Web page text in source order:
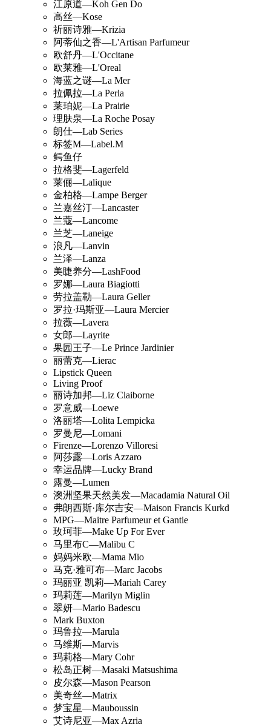
江原道—Koh Gen Do
高丝—Kose
祈丽诗雅—Krizia
阿蒂仙之香—L'Artisan Parfumeur
欧舒丹—L'Occitane
欧莱雅—L'Oreal
海蓝之谜—La Mer
拉佩拉—La Perla
莱珀妮—La Prairie
理肤泉—La Roche Posay
朗仕—Lab Series
标签M—Label.M
鳄鱼仔
拉格斐—Lagerfeld
莱俪—Lalique
金柏格—Lampe Berger
兰嘉丝汀—Lancaster
兰蔻—Lancome
兰芝—Laneige
浪凡—Lanvin
兰泽—Lanza
美睫养分—LashFood
罗娜—Laura Biagiotti
劳拉盖勒—Laura Geller
罗拉·玛斯亚—Laura Mercier
拉薇—Lavera
女郎—Layrite
果园王子—Le Prince Jardinier
丽蕾克—Lierac
Lipstick Queen
Living Proof
丽诗加邦—Liz Claiborne
罗意威—Loewe
洛丽塔—Lolita Lempicka
罗曼尼—Lomani
Firenze—Lorenzo Villoresi
阿莎露—Loris Azzaro
幸运品牌—Lucky Brand
露曼—Lumen
澳洲坚果天然美发—Macadamia Natural Oil
弗朗西斯·库尔吉安—Maison Francis Kurkd
MPG—Maitre Parfumeur et Gantie
玫珂菲—Make Up For Ever
马里布C—Malibu C
妈妈米欧—Mama Mio
马克·雅可布—Marc Jacobs
玛丽亚 凯莉—Mariah Carey
玛莉莲—Marilyn Miglin
翠妍—Mario Badescu
Mark Buxton
玛鲁拉—Marula
马维斯—Marvis
玛莉格—Mary Cohr
松岛正树—Masaki Matsushima
皮尔森—Mason Pearson
美奇丝—Matrix
梦宝星—Mauboussin
艾诗尼亚—Max Azria